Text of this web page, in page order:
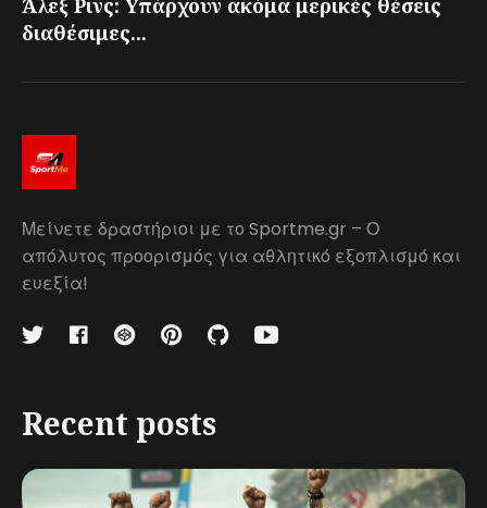
Άλεξ Ρινς: Υπάρχουν ακόμα μερικές θέσεις
διαθέσιμες...
Μείνετε δραστήριοι με το Sportme.gr – Ο
απόλυτος προορισμός για αθλητικό εξοπλισμό και
ευεξία!
Recent posts